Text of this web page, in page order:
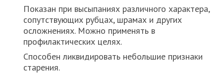
Показан при высыпаниях различного характера,
сопутствующих рубцах, шрамах и других
осложнениях. Можно применять в
профилактических целях.
Способен ликвидировать небольшие признаки
старения.